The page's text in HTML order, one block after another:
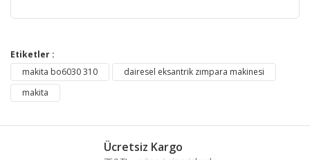
Bu ürüne ilk yorumu siz yapın!
diğer konularda yetersiz gördüğünüz noktaları öneri
formunu kullanarak tarafımıza iletebilirsiniz.
Görüş ve önerileriniz için teşekkür ederiz.
Ürün bilgilerinde hatalar bulunuyor.
Etiketler :
makita bo6030 310
dairesel eksantrik zımpara makinesi
makita
Ücretsiz Kargo